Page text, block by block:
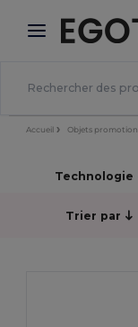
× Appli
Meilleurs
Accueil Objets
Technologie
Trier par